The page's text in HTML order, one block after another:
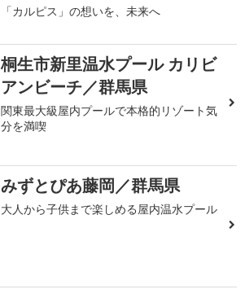
「カルピス」の想いを、未来へ
桐生市新里温水プール カリビ
アンビーチ／群馬県
関東最大級屋内プールで本格的リゾート気
分を満喫
みずとぴあ藤岡／群馬県
大人から子供まで楽しめる屋内温水プール